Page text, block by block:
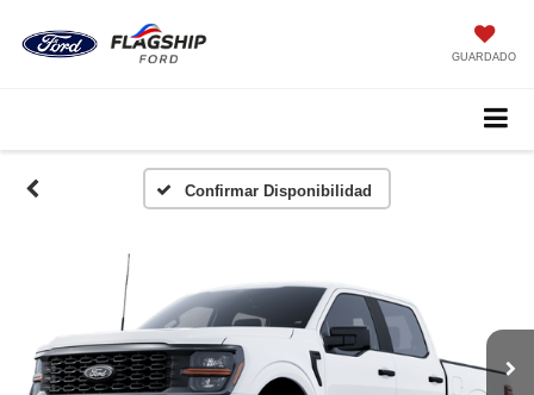
GUARDADO
Confirmar Disponibilidad